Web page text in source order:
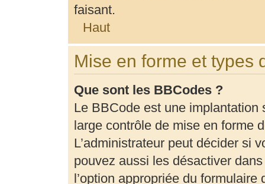
faisant.
Haut
Mise en forme et types
Que sont les BBCodes ?
Le BBCode est une
large contrôle de mise en forme
L’administrateur peut décider si
pouvez aussi les désactiver
l’option appropriée du